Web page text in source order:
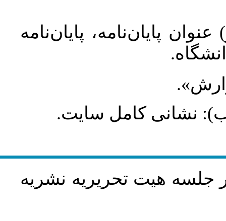
پایان‌نامه، پایان‌نامه
نشانی کامل سایت.
جلسه هيت تحريريه نشريه